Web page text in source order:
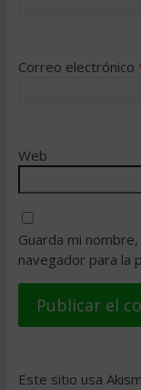
Correo electrónico
Web
Guarda mi
navegador para la
Este sitio usa